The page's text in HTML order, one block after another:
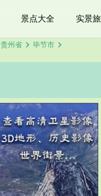
景点大全 实景
贵州省 chevron_right 毕节市 chevron_right